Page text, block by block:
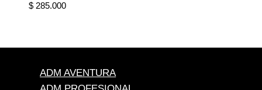
$285.000
ADM AVENTURA